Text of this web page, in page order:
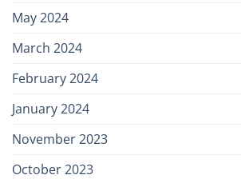
May 2024
March 2024
February 2024
January 2024
November 2023
October 2023